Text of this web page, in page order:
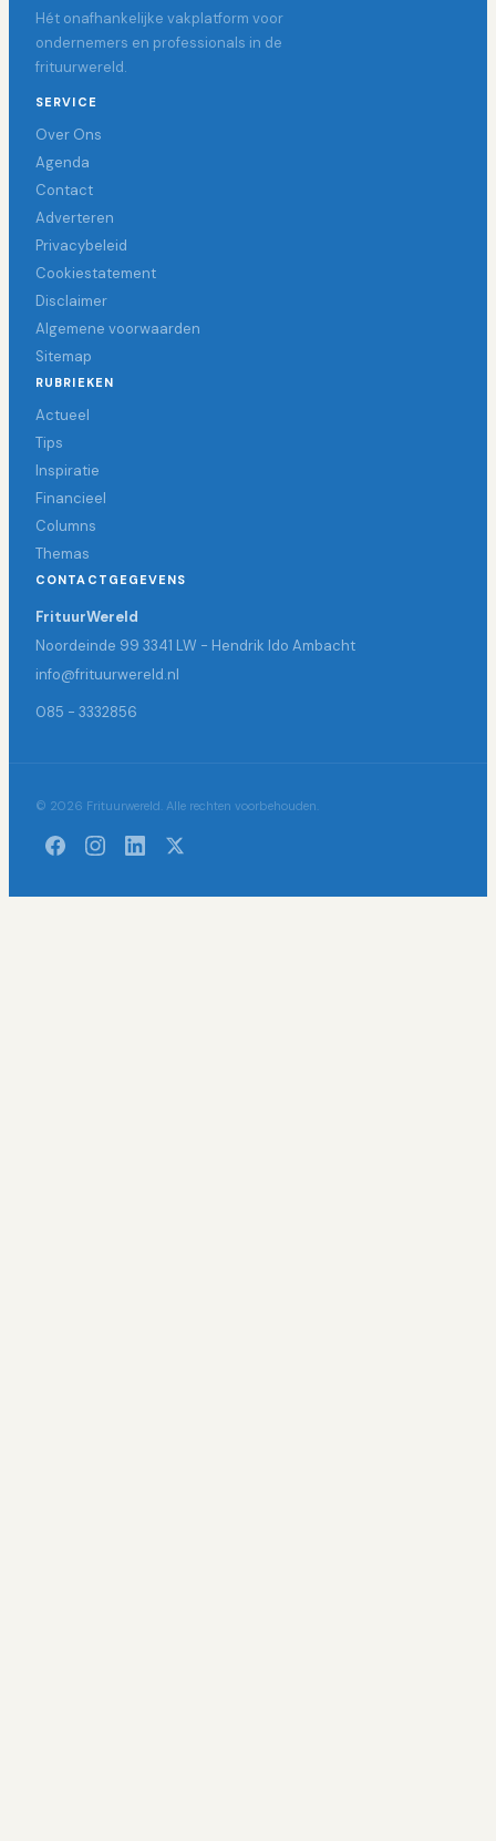
Hét onafhankelijke vakplatform voor
ondernemers en professionals in de
frituurwereld.
SERVICE
Over Ons
Agenda
Contact
Adverteren
Privacybeleid
Cookiestatement
Disclaimer
Algemene voorwaarden
Sitemap
RUBRIEKEN
Actueel
Tips
Inspiratie
Financieel
Columns
Themas
CONTACTGEGEVENS
FrituurWereld
Noordeinde 99 3341 LW - Hendrik Ido Ambacht
info@frituurwereld.nl
085 - 3332856
© 2026 Frituurwereld. Alle rechten voorbehouden.